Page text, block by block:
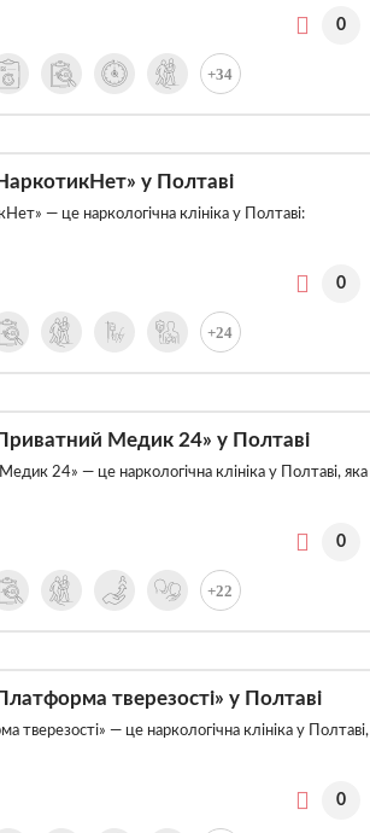
0
+34
у Полтаві
— це наркологічна клініка у Полтаві:
0
+24
Медик 24» у Полтаві
24» — це наркологічна клініка у Полтаві, яка
0
+22
тверезості» у Полтаві
тверезості» — це наркологічна клініка у Полтаві,
0